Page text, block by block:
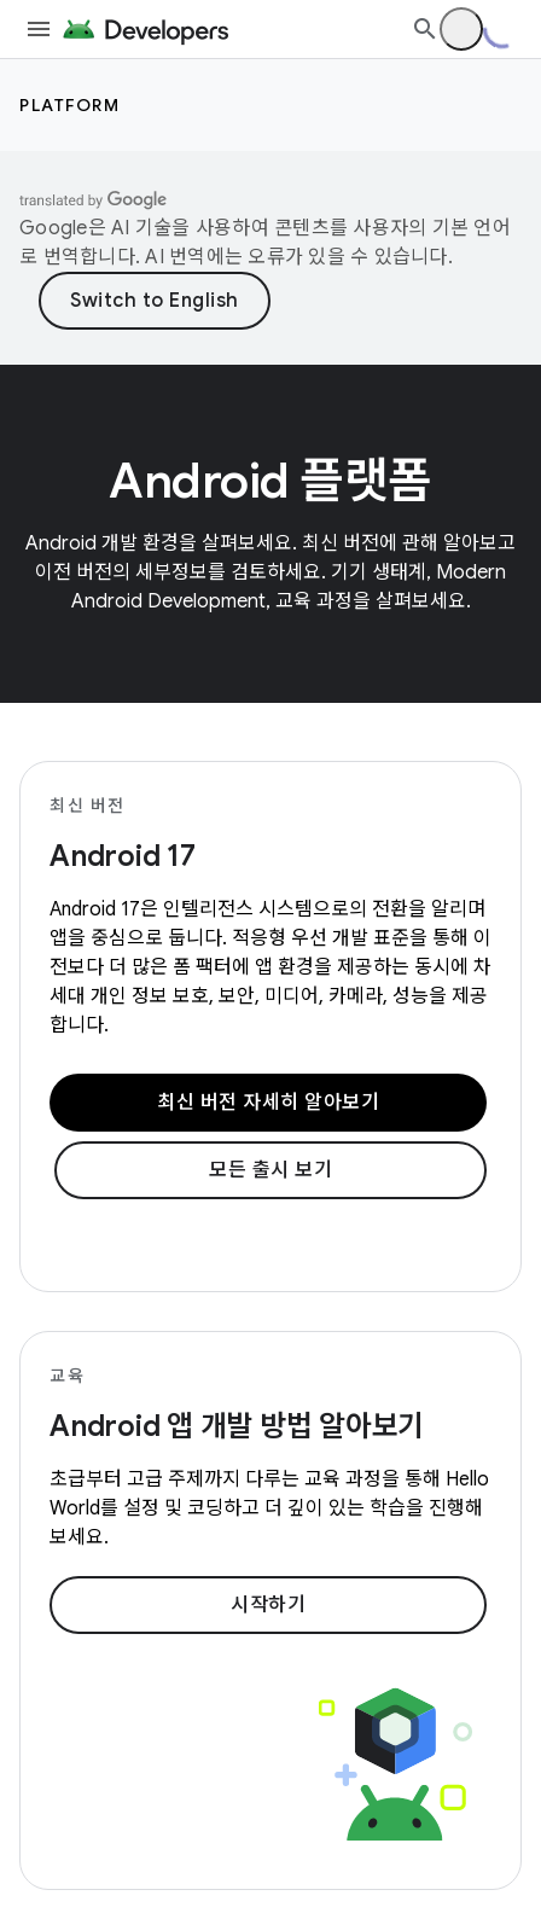
PLATFORM
Google은 AI 기술을 사용하여 콘텐츠를 사용자의 기본 언어
로 번역합니다. AI 번역에는 오류가 있을 수 있습니다.
Android 플랫폼
Android 개발 환경을 살펴보세요. 최신 버전에 관해 알아보고
이전 버전의 세부정보를 검토하세요. 기기 생태계, Modern
Android Development, 교육 과정을 살펴보세요.
최신 버전
Android 17
Android 17은 인텔리전스 시스템으로의 전환을 알리며
앱을 중심으로 둡니다. 적응형 우선 개발 표준을 통해 이
전보다 더 많은 폼 팩터에 앱 환경을 제공하는 동시에 차
세대 개인 정보 보호, 보안, 미디어, 카메라, 성능을 제공
합니다.
최신 버전 자세히 알아보기
모든 출시 보기
교육
Android 앱 개발 방법 알아보기
초급부터 고급 주제까지 다루는 교육 과정을 통해 Hello
World를 설정 및 코딩하고 더 깊이 있는 학습을 진행해
보세요.
시작하기